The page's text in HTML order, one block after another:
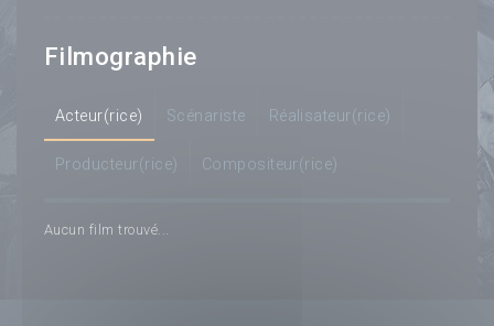
Filmographie
Acteur(rice) Scénariste Réalisateur(rice)
Producteur(rice) Compositeur(rice)
Aucun film trouvé...